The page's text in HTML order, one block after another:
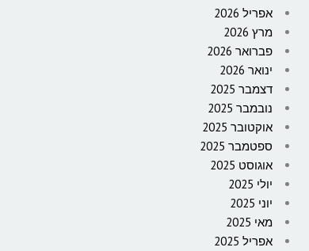
אפריל 2026
מרץ 2026
פברואר 2026
ינואר 2026
דצמבר 2025
נובמבר 2025
אוקטובר 2025
ספטמבר 2025
אוגוסט 2025
יולי 2025
יוני 2025
מאי 2025
אפריל 2025